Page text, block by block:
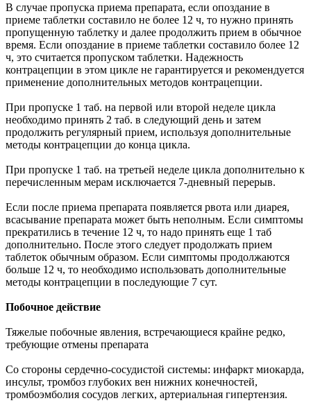
В случае пропуска приема препарата, если опоздание в
приеме таблетки составило не более 12 ч, то нужно принять
пропущенную таблетку и далее продолжить прием в обычное
время. Если опоздание в приеме таблетки составило более 12
ч, это считается пропуском таблетки. Надежность
контрацепции в этом цикле не гарантируется и рекомендуется
применение дополнительных методов контрацепции.
При пропуске 1 таб. на первой или второй неделе цикла
необходимо принять 2 таб. в следующий день и затем
продолжить регулярный прием, используя дополнительные
методы контрацепции до конца цикла.
При пропуске 1 таб. на третьей неделе цикла дополнительно к
перечисленным мерам исключается 7-дневный перерыв.
Если после приема препарата появляется рвота или диарея,
всасывание препарата может быть неполным. Если симптомы
прекратились в течение 12 ч, то надо принять еще 1 таб
дополнительно. После этого следует продолжать прием
таблеток обычным образом. Если симптомы продолжаются
больше 12 ч, то необходимо использовать дополнительные
методы контрацепции в последующие 7 сут.
Побочное действие
Тяжелые побочные явления, встречающиеся крайне редко,
требующие отмены препарата
Со стороны сердечно-сосудистой системы: инфаркт миокарда,
инсульт, тромбоз глубоких вен нижних конечностей,
тромбоэмболия сосудов легких, артериальная гипертензия.